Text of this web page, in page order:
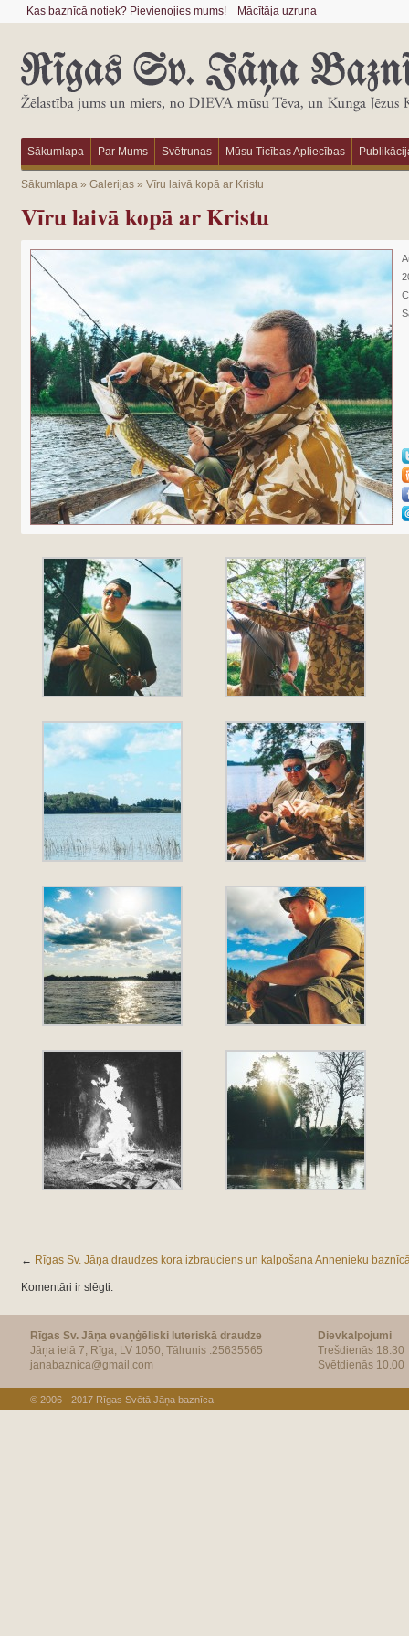
Kas baznīcā notiek? Pievienojies mums! Mācītāja uzruna
Sākumlapa Par Mums Svētrunas Mūsu Ticības Apliecības
Sākumlapa» Galerijas» Vīru laivā kopā ar Kristu
Vīru laivā kopā ar Kristu
← Rīgas Sv. Jāņa draudzes kora izbrauciens un kalpošana Annenieku
Komentāri ir slēgti.
Rīgas Sv. Jāņa evaņģēliski luteriskā draudze
Jāņa ielā 7, Rīga, LV 1050, Tālrunis :25635565
janabaznica@gmail.com
Dievkalpojumi
Trešdienās 18.30
Svētdienās 10.00
© 2006 - 2017 Rīgas Svētā Jāņa baznīca